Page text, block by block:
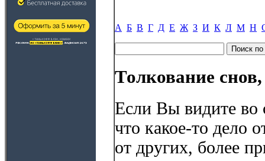
А Б В Г Д Е Ж З И К Л М Н
Толкование
Если Вы видите во
что какое-то дело
от других, более